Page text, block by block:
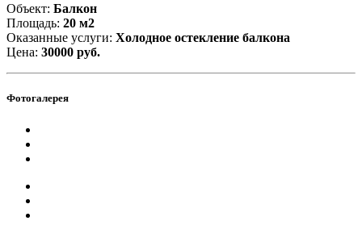
Объект: Балкон
Площадь: 20 м2
Оказанные услуги: Холодное остекление балкона
Цена: 30000 руб.
Фотогалерея